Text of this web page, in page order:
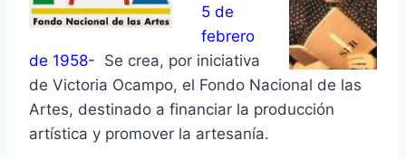
5 de
febrero
de 1958- Se crea, por iniciativa
de Victoria Ocampo, el Fondo Nacional de las
Artes, destinado a financiar la producción
artística y promover la artesanía.